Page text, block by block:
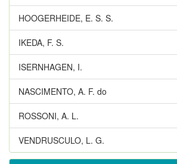
HOOGERHEIDE, E. S. S.
IKEDA, F. S.
ISERNHAGEN, I.
NASCIMENTO, A. F. do
ROSSONI, A. L.
VENDRUSCULO, L. G.